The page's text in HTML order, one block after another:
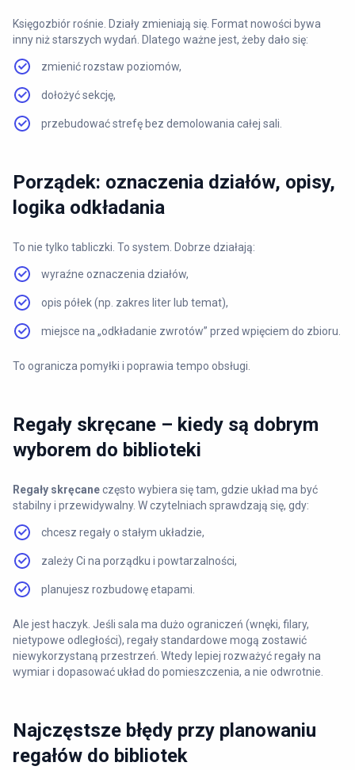
Księgozbiór rośnie. Działy zmieniają się. Format nowości bywa
inny niż starszych wydań. Dlatego ważne jest, żeby dało się:
zmienić rozstaw poziomów,
dołożyć sekcję,
przebudować strefę bez demolowania całej sali.
Porządek: oznaczenia działów, opisy,
logika odkładania
To nie tylko tabliczki. To system. Dobrze działają:
wyraźne oznaczenia działów,
opis półek (np. zakres liter lub temat),
miejsce na „odkładanie zwrotów” przed wpięciem do zbioru.
To ogranicza pomyłki i poprawia tempo obsługi.
Regały skręcane – kiedy są dobrym
wyborem do biblioteki
Regały skręcaneczęsto wybiera się tam, gdzie układ ma być
stabilny i przewidywalny. W czytelniach sprawdzają się, gdy:
chcesz regały o stałym układzie,
zależy Ci na porządku i powtarzalności,
planujesz rozbudowę etapami.
Ale jest haczyk. Jeśli sala ma dużo ograniczeń (wnęki, filary,
nietypowe odległości), regały standardowe mogą zostawić
niewykorzystaną przestrzeń. Wtedy lepiej rozważyć regały na
wymiar i dopasować układ do pomieszczenia, a nie odwrotnie.
Najczęstsze błędy przy planowaniu
regałów do bibliotek